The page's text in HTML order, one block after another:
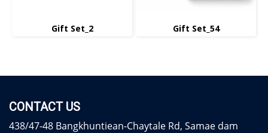
Gift Set_2 Gift Set_54
CONTACT US
438/47-48 Bangkhuntiean-Chaytale Rd, Samae dam